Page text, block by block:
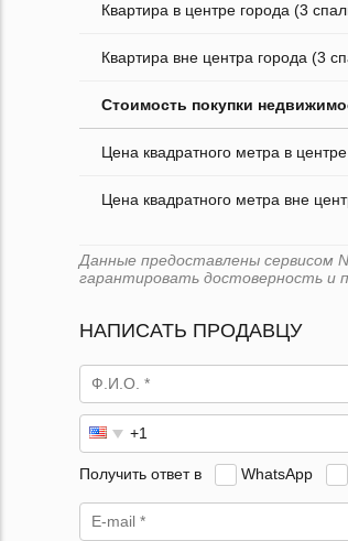
Квартира в центре города (3
Квартира вне центра города (3
Стоимость покупки
Цена квадратного метра в
Цена квадратного метра вне
Данные предоставлены сервисом
гарантировать достоверность и
НАПИСАТЬ ПРОДАВЦУ
Получить ответ в WhatsApp